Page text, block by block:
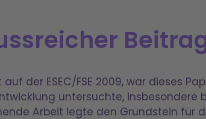
der ESEC/FSE 2009, war dieses
untersuchte, insbesondere
Arbeit legte den Grundstein für